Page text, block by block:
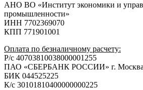
АНО ВО «Институт экономики и
промышленности»
ИНН 7702369070
КПП 771901001
Оплата по безналичному расчету:
Р/с 40703810038000001255
ПАО «СБЕРБАНК РОССИИ» г. Москва
БИК 044525225
К/с 30101810400000000225